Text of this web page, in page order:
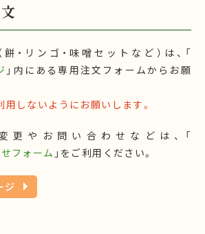
・リンゴ・味噌セットなど）は、「
」内にある専用注文フォームからお願
しないようにお願いします。
更やお問い合わせなどは、「
フォーム 」をご利用ください。
ジ